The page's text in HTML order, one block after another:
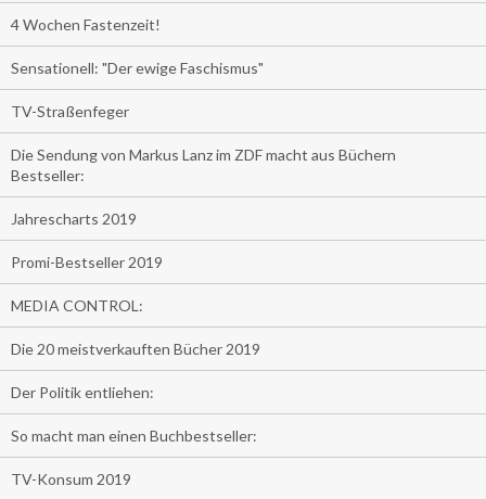
4 Wochen Fastenzeit!
Sensationell: "Der ewige Faschismus"
TV-Straßenfeger
Die Sendung von Markus Lanz im ZDF macht aus Büchern
Bestseller:
Jahrescharts 2019
Promi-Bestseller 2019
MEDIA CONTROL:
Die 20 meistverkauften Bücher 2019
Der Politik entliehen:
So macht man einen Buchbestseller:
TV-Konsum 2019